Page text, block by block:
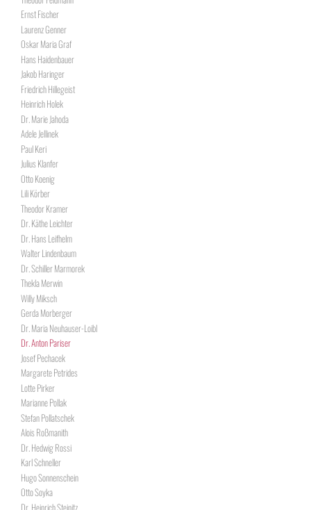
Ernst Fischer
Laurenz Genner
Oskar Maria Graf
Hans Haidenbauer
Jakob Haringer
Friedrich Hillegeist
Heinrich Holek
Dr. Marie Jahoda
Adele Jellinek
Paul Keri
Julius Klanfer
Otto Koenig
Lili Körber
Theodor Kramer
Dr. Käthe Leichter
Dr. Hans Leifhelm
Walter Lindenbaum
Dr. Schiller Marmorek
Thekla Merwin
Willy Miksch
Gerda Morberger
Dr. Maria Neuhauser-Loibl
Dr. Anton Pariser
Josef Pechacek
Margarete Petrides
Lotte Pirker
Marianne Pollak
Stefan Pollatschek
Alois Roßmanith
Dr. Hedwig Rossi
Karl Schneller
Hugo Sonnenschein
Otto Soyka
Dr. Heinrich Steinitz